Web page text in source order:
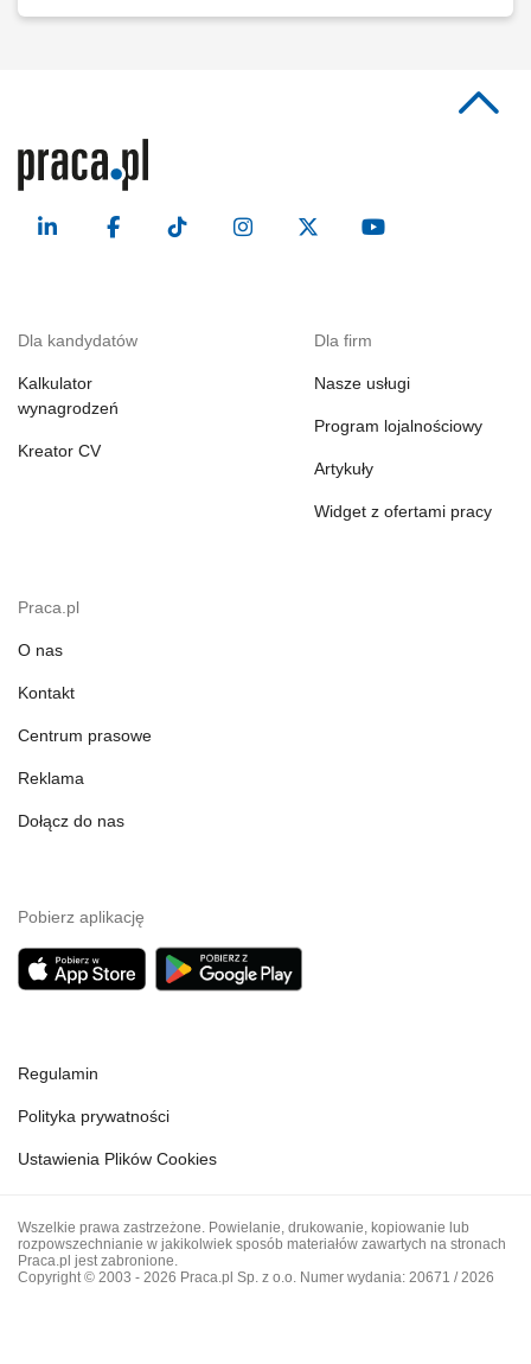
Dla kandydatów
Kalkulator
wynagrodzeń
Kreator CV
Dla firm
Nasze usługi
Program lojalnościowy
Artykuły
Widget z ofertami pracy
Praca.pl
O nas
Kontakt
Centrum prasowe
Reklama
Dołącz do nas
Pobierz aplikację
Regulamin
Polityka prywatności
Ustawienia Plików Cookies
Wszelkie prawa zastrzeżone. Powielanie, drukowanie, kopiowanie lub
rozpowszechnianie w jakikolwiek sposób materiałów zawartych na stronach
Praca.pl jest zabronione.
Copyright © 2003 - 2026 Praca.pl Sp. z o.o. Numer wydania: 20671 / 2026